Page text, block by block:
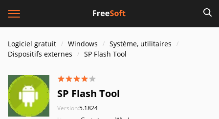
Logiciel gratuit Windows
Système, utilitaires
Dispositifs externes
SP Flash Tool
SP Flash Tool
Version:5.1824